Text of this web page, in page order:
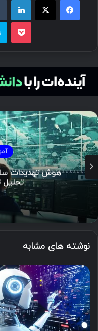
پاکت
تحلیل
نوشته های مشابه